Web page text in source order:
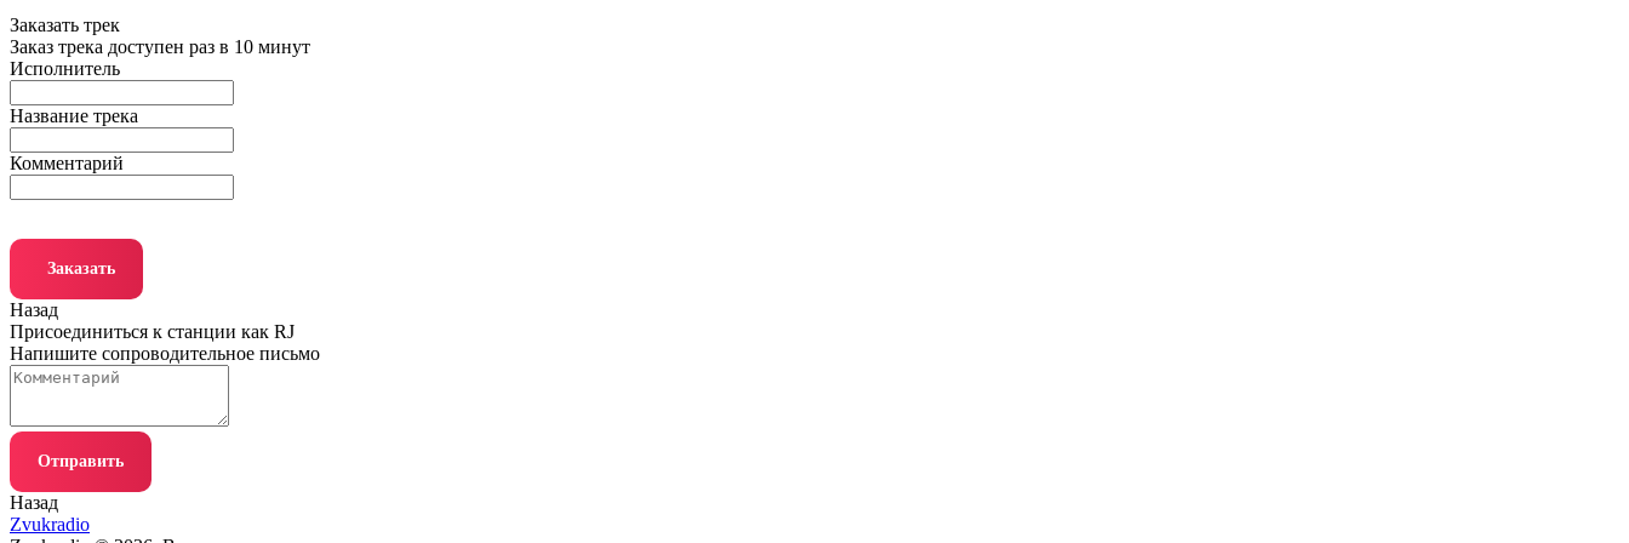
Заказать трек
Заказ трека доступен раз в 10 минут
Исполнитель
Название трека
Комментарий
Заказать
Назад
Присоединиться к станции как RJ
Напишите сопроводительное письмо
Отправить
Назад
Zvukradio